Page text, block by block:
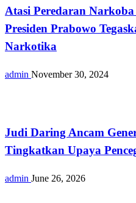
Atasi Peredaran
Presiden Prabowo
Narkotika
admin November 30, 2024
Judi Daring Ancam
Tingkatkan Upaya
admin June 26, 2026